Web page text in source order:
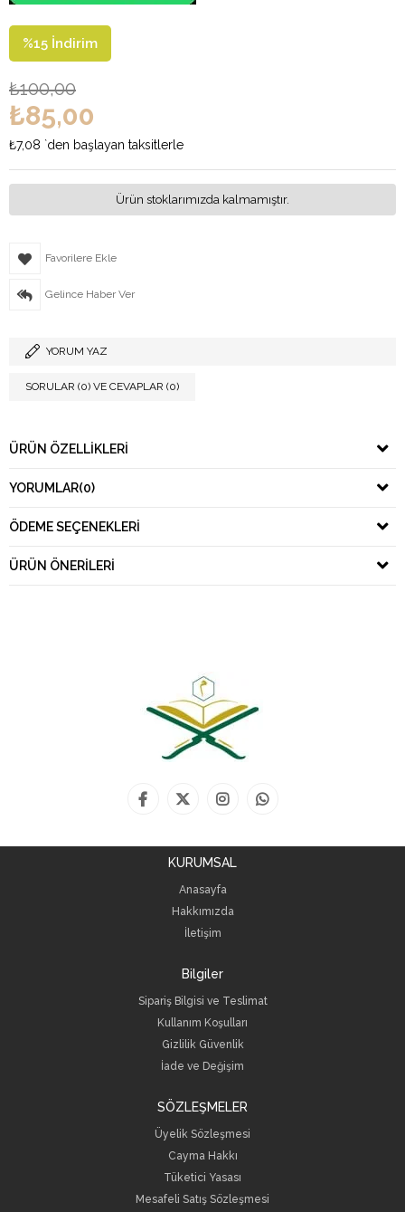
%15 İndirim
₺100,00
₺85,00
₺7,08 `den başlayan taksitlerle
Ürün stoklarımızda kalmamıştır.
Favorilere Ekle
Gelince Haber Ver
YORUM YAZ
SORULAR (0) VE CEVAPLAR (0)
ÜRÜN ÖZELLIKLERI
YORUMLAR(0)
ÖDEME SEÇENEKLERI
ÜRÜN ÖNERILERI
KURUMSAL
Anasayfa
Hakkımızda
İletişim
Bilgiler
Sipariş Bilgisi ve Teslimat
Kullanım Koşulları
Gizlilik Güvenlik
İade ve Değişim
SÖZLEŞMELER
Üyelik Sözleşmesi
Cayma Hakkı
Tüketici Yasası
Mesafeli Satış Sözleşmesi